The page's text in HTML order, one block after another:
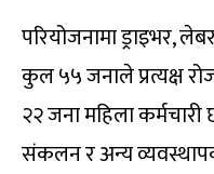
परियोजनामा ड्राइभर,
कुल ५५ जनाले प्रत्यक्ष
२२ जना महिला
संकलन र अन्य